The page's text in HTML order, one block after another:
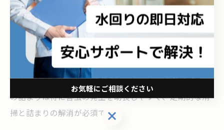
排水詰まりを放置すると、排水中の有機物が腐敗し悪臭
が発生します。この悪臭は住環境の快適性を著しく損な
うだけでなく、ゴキブリやハエ、ネズミなどの害虫を誘
引します。害虫は病原菌の媒介源となるため、衛生面で
のリスクが高まります。例えば、キッチンや浴室周辺で
の詰まりは特に害虫の発生を助長しやすく、定期的な清
掃と詰まりの解消が必須です。
お気軽にご相談ください
お気軽にご相談ください